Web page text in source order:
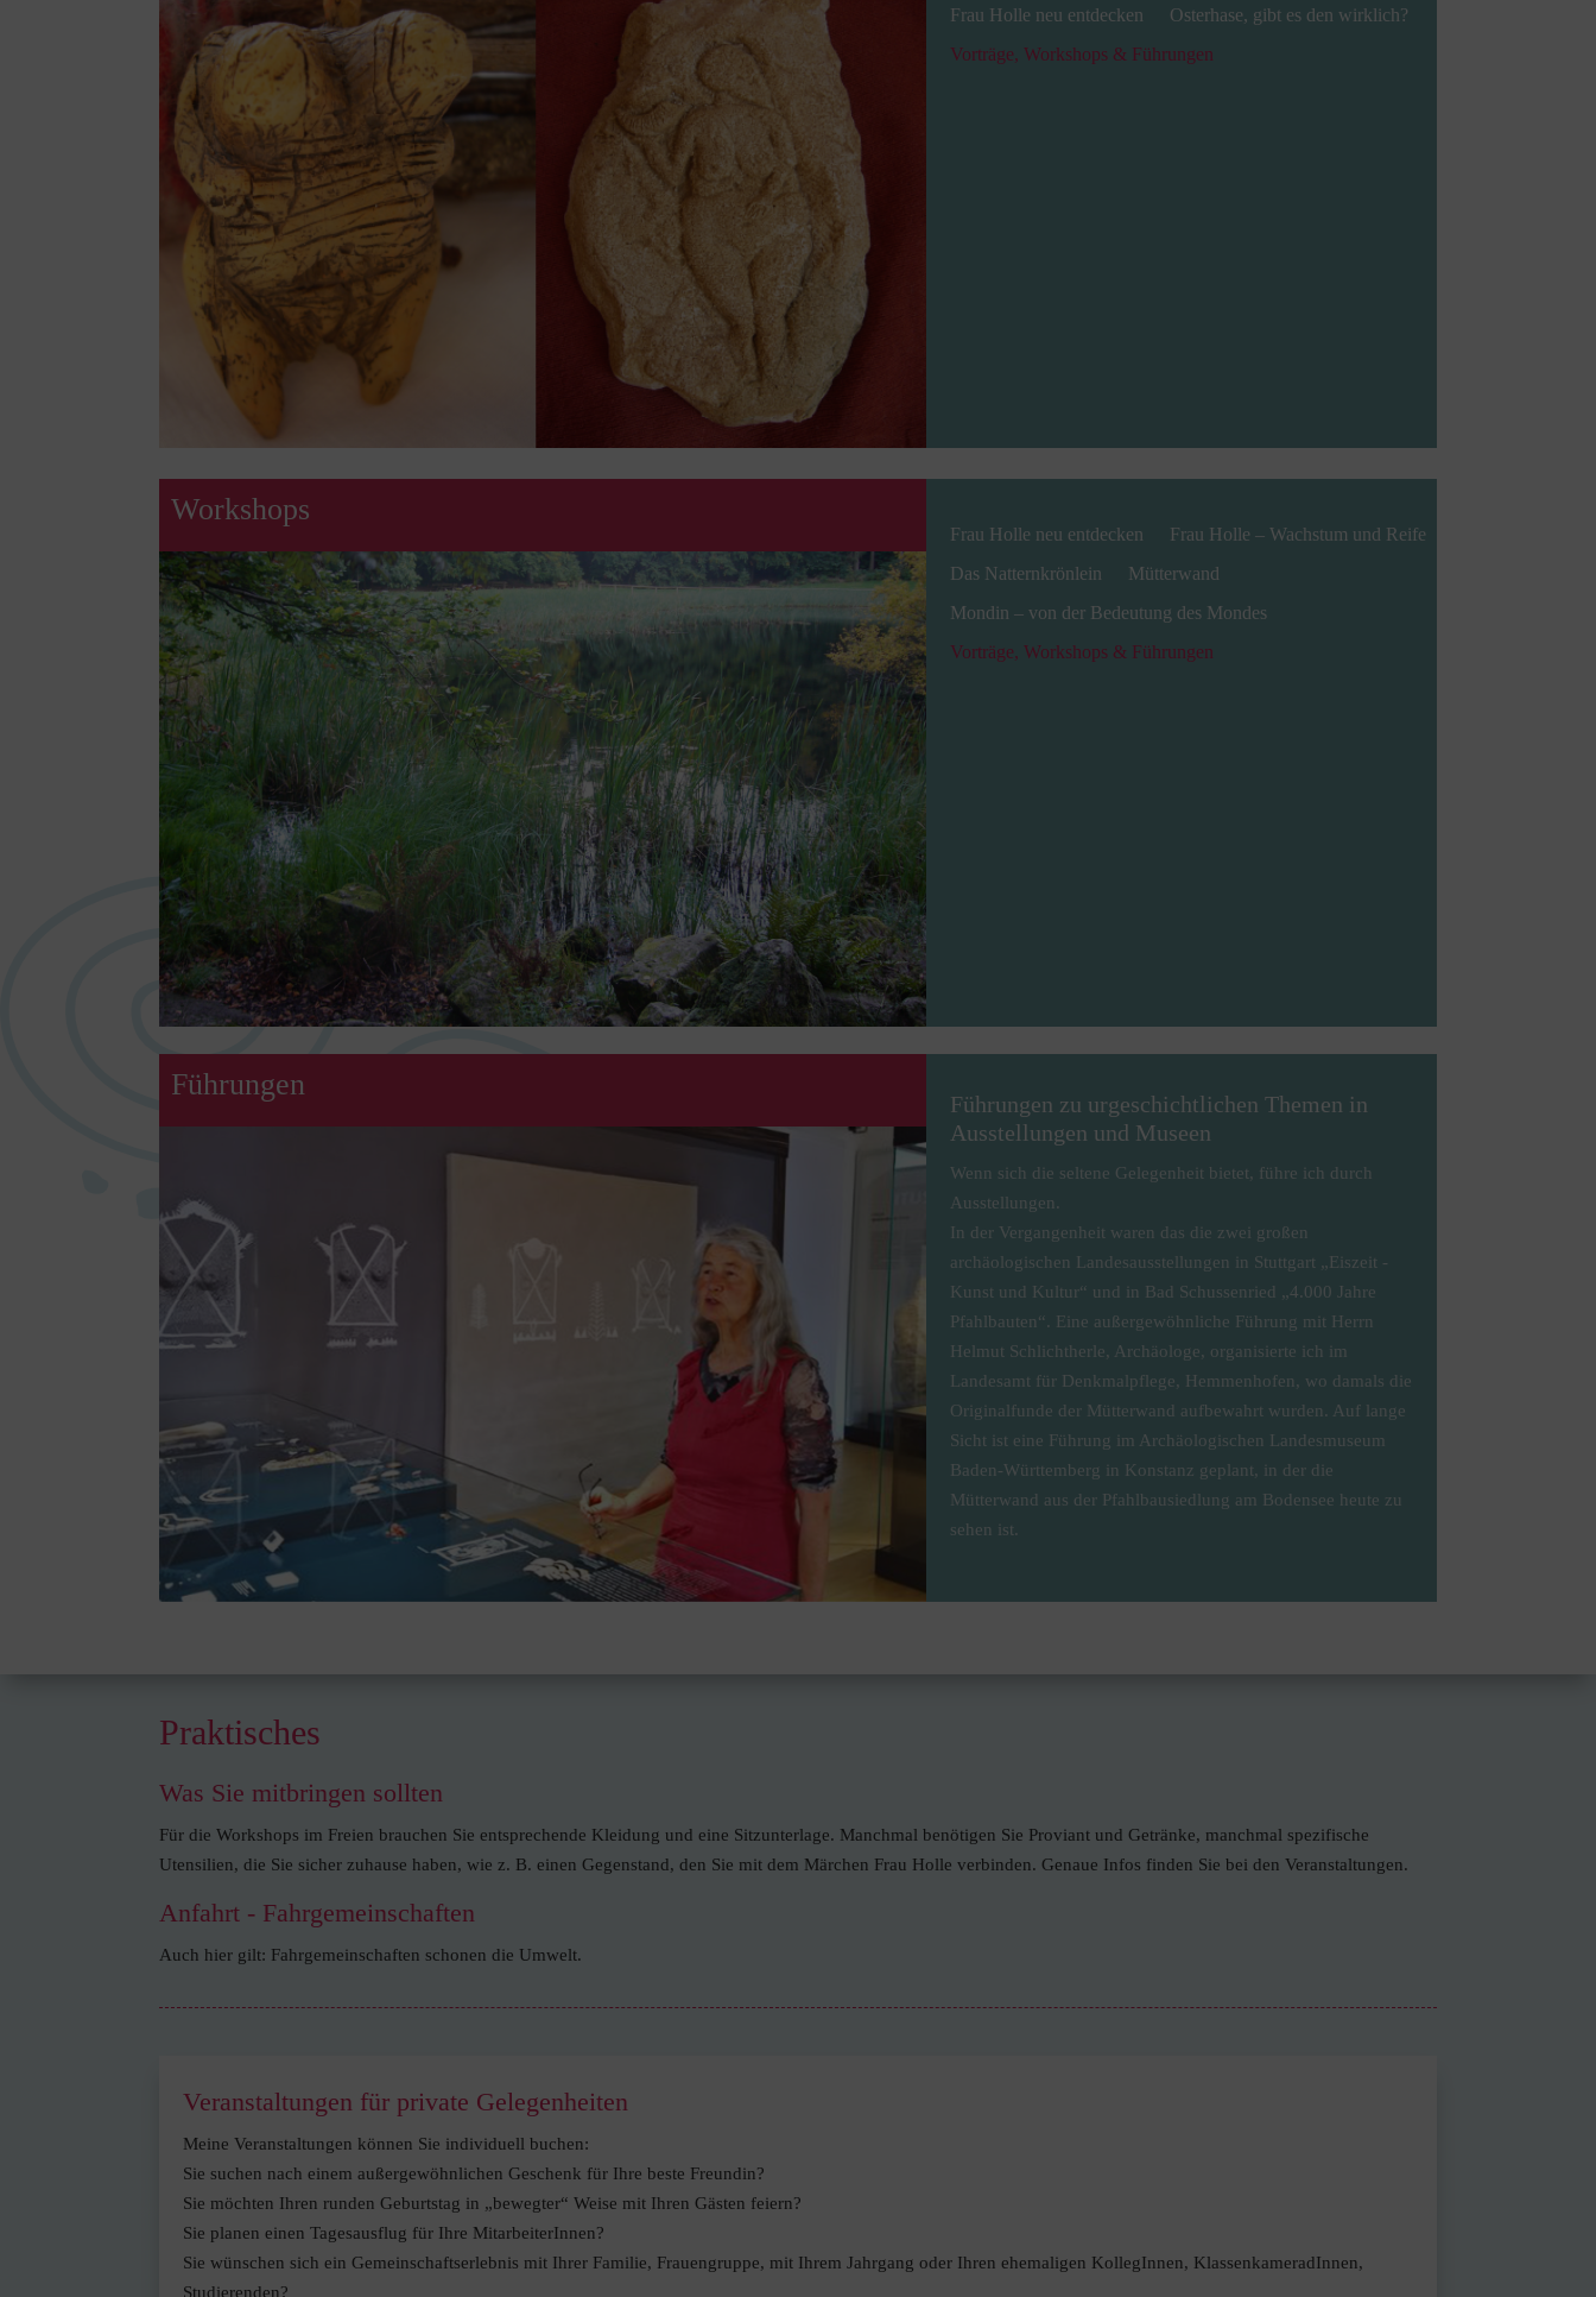
Frau Holle neu entdecken
Osterhase, gibt es den wirklich?
Vorträge, Workshops & Führungen
Workshops
Frau Holle neu entdecken
Frau Holle – Wachstum und Reife
Das Natternkrönlein
Mütterwand
Mondin – von der Bedeutung des Mondes
Vorträge, Workshops & Führungen
Führungen
Führungen zu urgeschichtlichen Themen in
Ausstellungen und Museen
Wenn sich die seltene Gelegenheit bietet, führe ich durch
Ausstellungen.
In der Vergangenheit waren das die zwei großen
archäologischen Landesausstellungen in Stuttgart „Eiszeit -
Kunst und Kultur“ und in Bad Schussenried „4.000 Jahre
Pfahlbauten“. Eine außergewöhnliche Führung mit Herrn
Helmut Schlichtherle, Archäologe, organisierte ich im
Landesamt für Denkmalpflege, Hemmenhofen, wo damals die
Originalfunde der Mütterwand aufbewahrt wurden. Auf lange
Sicht ist eine Führung im Archäologischen Landesmuseum
Baden-Württemberg in Konstanz geplant, in der die
Mütterwand aus der Pfahlbausiedlung am Bodensee heute zu
sehen ist.
Praktisches
Was Sie mitbringen sollten
Für die Workshops im Freien brauchen Sie entsprechende Kleidung und eine Sitzunterlage. Manchmal benötigen Sie Proviant und Getränke, manchmal spezifische
Utensilien, die Sie sicher zuhause haben, wie z. B. einen Gegenstand, den Sie mit dem Märchen Frau Holle verbinden. Genaue Infos finden Sie bei den Veranstaltungen.
Anfahrt - Fahrgemeinschaften
Auch hier gilt: Fahrgemeinschaften schonen die Umwelt.
Veranstaltungen für private Gelegenheiten
Meine Veranstaltungen können Sie individuell buchen:
Sie suchen nach einem außergewöhnlichen Geschenk für Ihre beste Freundin?
Sie möchten Ihren runden Geburtstag in „bewegter“ Weise mit Ihren Gästen feiern?
Sie planen einen Tagesausflug für Ihre MitarbeiterInnen?
Sie wünschen sich ein Gemeinschaftserlebnis mit Ihrer Familie, Frauengruppe, mit Ihrem Jahrgang oder Ihren ehemaligen KollegInnen, KlassenkameradInnen,
Studierenden?